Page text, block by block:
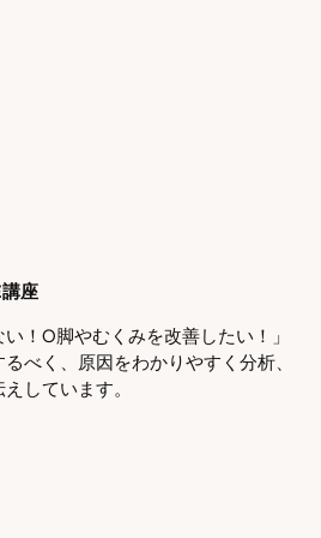
座
い！O脚やむくみを改善したい！」
べく、原因をわかりやすく分析、
しています。